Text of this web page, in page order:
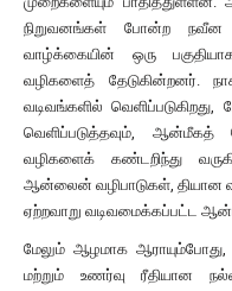
நிறுவனங்கள் போன்ற
வாழ்க்கையின் ஒரு
வழிகளைத் தேடுகின்றனர்.
வடிவங்களில்
வெளிப்படுத்தவும், ஆன்மீகத்
வழிகளைக் கண்டறிந்து
ஆன்லைன் வழிபாடுகள், தியான
ஏற்றவாறு வடிவமைக்கப்பட்ட
மேலும் ஆழமாக
மற்றும் உணர்வு ரீதியான